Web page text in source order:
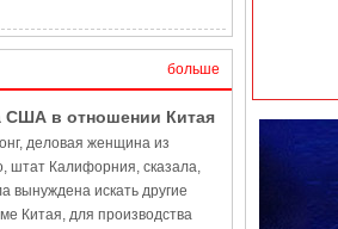
больше
США в отношении Китая
бизнесу, говорят
деловая женщина из
штат Калифорния, сказала,
вынуждена искать другие
Китая, для производства